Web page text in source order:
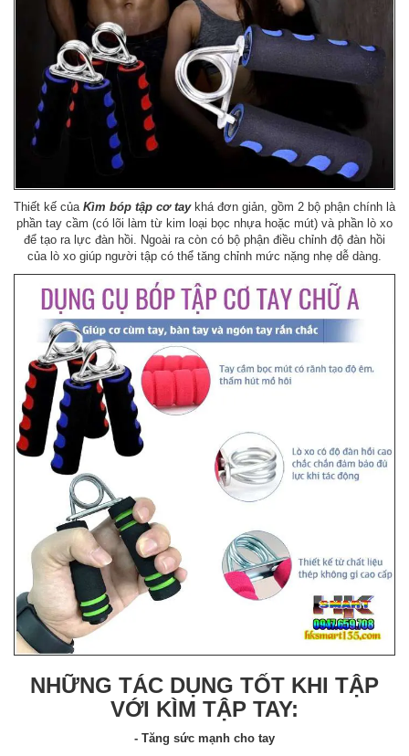
Thiết kế của Kìm bóp tập cơ taykhá đơn giản, gồm 2 bộ phận chính là
phần tay cầm (có lõi làm từ kim loại bọc nhựa hoặc mút) và phần lò xo
để tạo ra lực đàn hồi. Ngoài ra còn có bộ phận điều chỉnh độ đàn hồi
của lò xo giúp người tập có thể tăng chỉnh mức nặng nhẹ dễ dàng.
NHỮNG TÁC DỤNG TỐT KHI TẬP
VỚI KÌM TẬP TAY:
- Tăng sức mạnh cho tay